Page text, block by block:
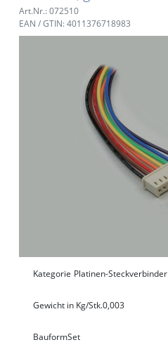
Art.Nr.: 072510
EAN / GTIN: 4011376718983
Kategorie Platinen-Steckverbinder
Gewicht in Kg/Stk.0,003
BauformSet